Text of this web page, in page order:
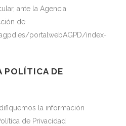
ante la Agencia
de
portalwebAGPD/index-
POLÍTICA DE
la información
de Privacidad